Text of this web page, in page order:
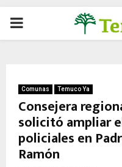
P
M
A
Comunas Temuco Ya
Consejera
solicitó ampliar
policiales en
Ramón